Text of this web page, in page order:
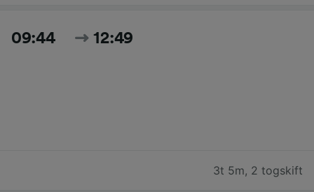
09:44 12:49
3t 5m, 2 togskift